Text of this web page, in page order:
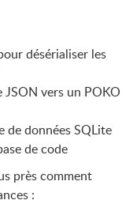
désérialiser les
vers un POKO
de données SQLite
de code
près comment
: